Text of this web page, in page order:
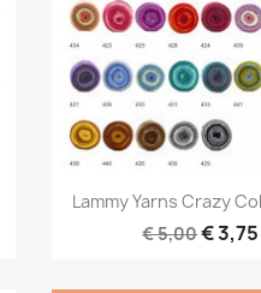
Snel
Lammy Yarns Crazy
€ 5,00€ 3,75